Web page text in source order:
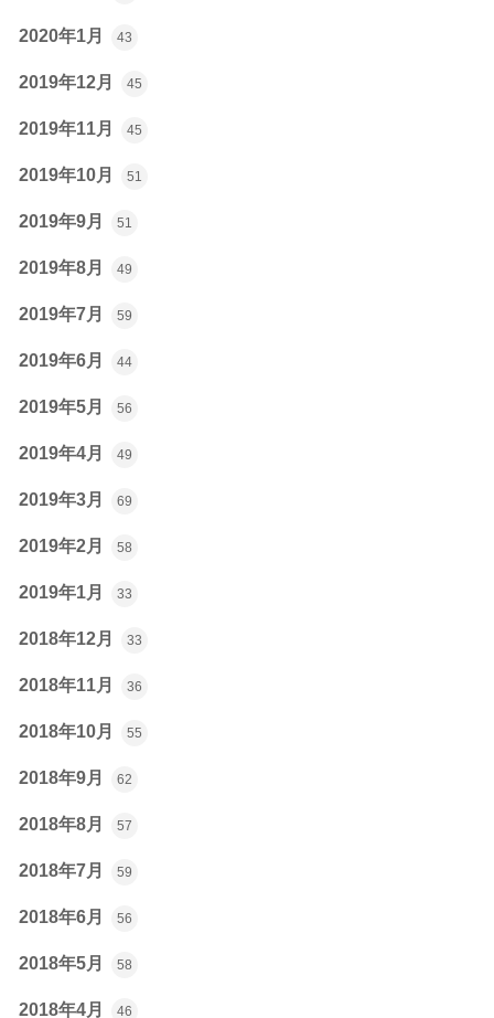
2020年1月 43
2019年12月 45
2019年11月 45
2019年10月 51
2019年9月 51
2019年8月 49
2019年7月 59
2019年6月 44
2019年5月 56
2019年4月 49
2019年3月 69
2019年2月 58
2019年1月 33
2018年12月 33
2018年11月 36
2018年10月 55
2018年9月 62
2018年8月 57
2018年7月 59
2018年6月 56
2018年5月 58
2018年4月 46